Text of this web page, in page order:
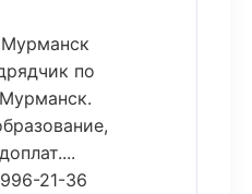
по
21-36